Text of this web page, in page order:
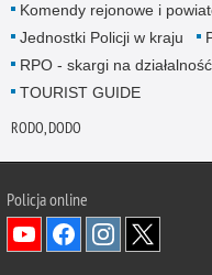
Komendy rejonowe i
Jednostki Policji w kraju
RPO - skargi na
TOURIST GUIDE
RODO, DODO
Policja online